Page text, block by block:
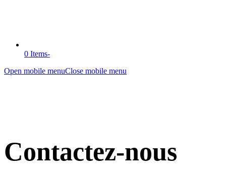
0 Items-
Open mobile menuClose mobile menu
Contactez-nous